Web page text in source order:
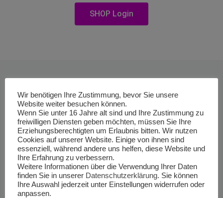
SHOP Login
Wir benötigen Ihre Zustimmung, bevor Sie unsere
Website weiter besuchen können.
Wenn Sie unter 16 Jahre alt sind und Ihre Zustimmung zu
freiwilligen Diensten geben möchten, müssen Sie Ihre
Erziehungsberechtigten um Erlaubnis bitten. Wir nutzen
Cookies auf unserer Website. Einige von ihnen sind
essenziell, während andere uns helfen, diese Website und
Ihre Erfahrung zu verbessern.
Weitere Informationen über die Verwendung Ihrer Daten
finden Sie in unserer Datenschutzerklärung. Sie können
Ihre Auswahl jederzeit unter Einstellungen widerrufen oder
anpassen.